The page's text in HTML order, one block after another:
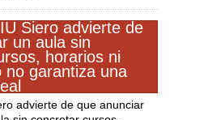
advierte de que anunciar